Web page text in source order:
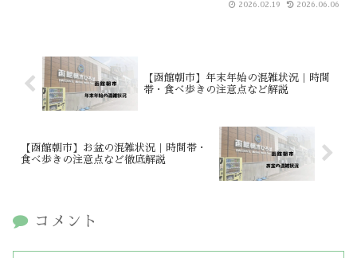
2026.02.19 2026.06.06
【函館朝市】年末年始の混雑状況｜時間
帯・食べ歩きの注意点など解説
【函館朝市】お盆の混雑状況｜時間帯・
食べ歩きの注意点など徹底解説
コメント